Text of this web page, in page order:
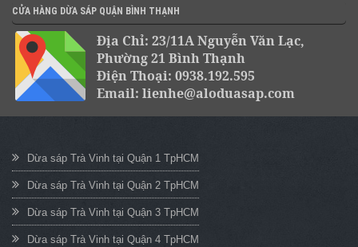
CỬA HÀNG DỪA SÁP QUẬN BÌNH THẠNH
Địa Chỉ: 23/11A Nguyễn Văn Lạc,
Phường 21 Bình Thạnh
Điện Thoại: 0938.192.595
Email: lienhe@aloduasap.com
Dừa sáp Trà Vinh tại Quận 1 TpHCM
Dừa sáp Trà Vinh tại Quận 2 TpHCM
Dừa sáp Trà Vinh tại Quận 3 TpHCM
Dừa sáp Trà Vinh tại Quận 4 TpHCM